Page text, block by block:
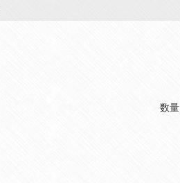
数量